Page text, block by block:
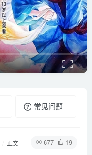
常见问题
677 19
正文